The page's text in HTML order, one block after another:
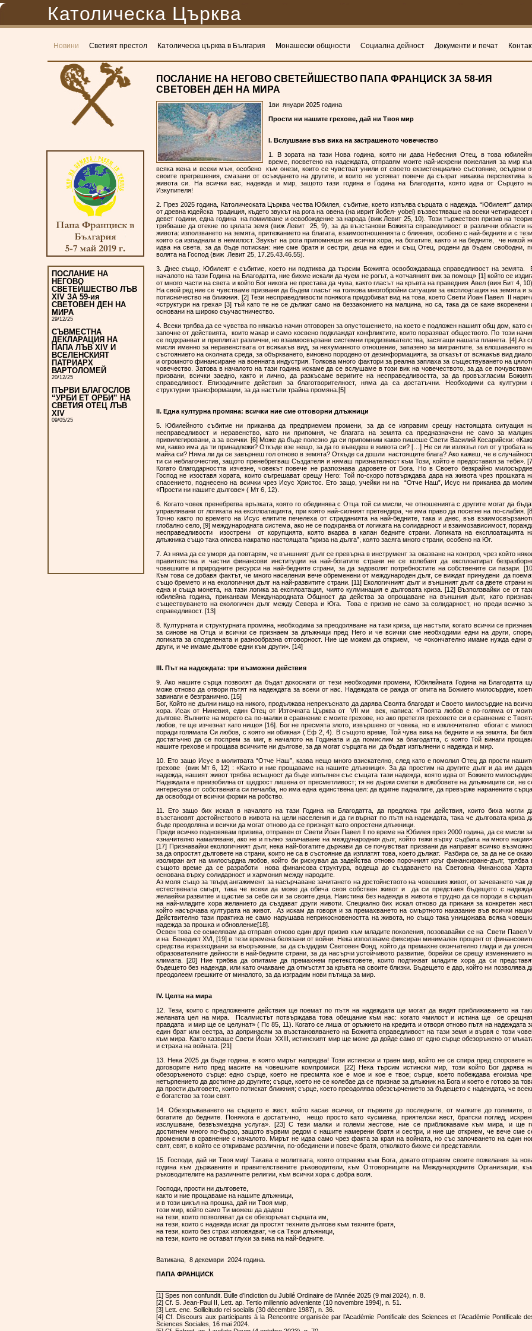
Католическа Църква
Новини Светият престол Католическа църква в България Монашески общности Социална дейност Документи и печат
ПОСЛАНИЕ НА
НЕГОВО
СВЕТЕЙШЕСТВО ЛЪВ
XIV ЗА 59-ия
СВЕТОВЕН ДЕН НА
МИРА
29/12/25
СЪВМЕСТНА
ДЕКЛАРАЦИЯ НА
ПАПА ЛЪВ XIV И
ВСЕЛЕНСКИЯТ
ПАТРИАРХ
ВАРТОЛОМЕЙ
20/12/25
ПЪРВИ БЛАГОСЛОВ
“УРБИ ЕТ ОРБИ” НА
СВЕТИЯ ОТЕЦ ЛЪВ
XIV
09/05/25
ПОСЛАНИЕ НА НЕГОВО СВЕТЕЙШЕСТВО ПАПА ФРАНЦИСК ЗА 58-ИЯ
СВЕТОВЕН ДЕН НА МИРА
1ви януари 2025 година
Прости ни нашите грехове, дай ни Твоя мир
I. Вслушване във вика на застрашеното човечество
1. В зората на тази Нова година, която ни дава Небесния Отец, в това
време, посветено на надеждата, отправям моите най-искрени пожелания за мир
всяка жена и всеки мъж, особено към онези, които се чувстват унили от своето екзистенциално състояние, осъдени
своите прегрешения, смазани от осъждането на другите, и които не успяват повече да съзрат никаква перспектива
живота си. На всички вас, надежда и мир, защото тази година е Година на Благодатта, която идва от Сърцето
Изкупителя!
2. През 2025 година, Католическата Църква чества Юбилея, събитие, което изпълва сърцата с надежда. “Юбилеят”
от древна юдейска традиция, където звукът на рога на овена (на иврит йобел- yobel) възвестяваше на всеки четиридесет
девет години, една година на помилване и освобождение за народа (виж Левит 25, 10). Този тържествен призив на
трябваше да отекне по цялата земя (виж Левит 25, 9), за да възстанови Божията справедливост в различни области
живота: използването на земята, притежанието на благата, взаимоотношенията с ближния, особено с най-бедните и с тези,
които са изпаднали в немилост. Звукът на рога припомняше на всички хора, на богатите, както и на бедните, че никой
идва на света, за да бъде потискан: ние сме братя и сестри, деца на един и същ Отец, родени да бъдем свободни,
волята на Господ (виж Левит 25, 17.25.43.46.55).
3. Днес също, Юбилеят е събитие, което ни подтиква да търсим Божията освобождаваща справедливост на земята.
началото на тази Година на Благодатта, ние бихме искали да чуем не рогът, а «отчаяният вик за помощ» [1] който се
от много части на света и който Бог никога не престава да чува, както гласът на кръвта на праведния Авел (виж Бит 4, 10).
На свой ред ние се чувстваме призвани да бъдем гласът на толкова многобройни ситуации за експлоатация на земята и
потисничество на ближния. [2] Тези несправедливости понякога придобиват вид на това, което Свети Йоан Павел II
«структури на греха» [3] тъй като те не се дължат само на беззаконието на малцина, но са, така да се каже вкоренени
основани на широко съучастничество.
4. Всеки трябва да се чувства по някакъв начин отговорен за опустошението, на което е подложен нашият общ дом, като
започне от действията, които макар и само косвено подклаждат конфликтите, които поразяват обществото. По този
се подхранват и преплитат различни, но взаимосвързани системни предизвикателства, засягащи нашата планета. [4] Аз
мисля именно за неравенствата от всякакъв вид, за нехуманното отношение, запазено за мигрантите, за влошаването
състоянието на околната среда, за объркването, виновно породено от дезинформацията, за отказът от всякакъв вид
и огромното финансиране на военната индустрия. Толкова много фактори за реална заплаха за съществуването на
човечество. Затова в началото на тази година искаме да се вслушаме в този вик на човечеството, за да се
призвани, всички заедно, както и лично, да разкъсаме веригите на несправедливостта, за да провъзгласим
справедливост. Епизодичните действия за благотворителност, няма да са достатъчни. Необходими са културни
структурни трансформации, за да настъпи трайна промяна.[5]
II. Една културна промяна: всички ние сме отговорни длъжници
5. Юбилейното събитие ни приканва да предприемем промени, за да се изправим срещу настоящата ситуация
несправедливост и неравенство, като ни припомня, че благата на земята са предназначени не само за
привилегировани, а за всички. [6] Може да бъде полезно да си припомним какво пишеше Свети Василий Кесарийски:
ми, какво има да ти принадлежи? Откъде взе нещо, за да го въведеш в живота си? […] Не си ли излязъл гол от утробата
майка си? Няма ли да се завърнеш гол отново в земята? Откъде са дошли настоящите блага? Ако кажеш, че е
ти си неблагочестив, защото пренебрегваш Създателя и нямаш признателност към Този, който е предоставил за тебе».
Когато благодарността изчезне, човекът повече не разпознава даровете от Бога. Но в Своето безкрайно милосърдие,
Господ не изоставя хората, които съгрешават срещу Него: Той по-скоро потвърждава дара на живота чрез прошката
спасението, поднесено на всички чрез Исус Христос. Ето защо, учейки ни на “Отче Наш”, Исус ни приканва да
«Прости ни нашите дългове» ( Мт 6, 12).
6. Когато човек пренебрегва връзката, която го обединява с Отца той си мисли, че отношенията с другите могат да
управлявани от логиката на експлоатацията, при която най-силният претендира, че има право да посегне на по-слабия.
Точно както по времето на Исус елитите печелеха от страданията на най-бедните, така и днес, във
глобално село, [9] международната система, ако не се подхранва от логиката на солидарност и взаимозависимост,
несправедливости изострени от корупцията, която вкарва в капан бедните страни. Логиката на експлоатацията
длъжника също така описва накратко настоящата “криза на дълга”, която засяга много страни, особено на Юг.
7. Аз няма да се уморя да повтарям, че външният дълг се превърна в инструмент за оказване на контрол, чрез който
правителства и частни финансови институции на най-богатите страни не се колебаят да експлоатират
човешките и природните ресурси на най-бедните страни, за да задоволят потребностите на собствените си пазари.
Към това се добавя фактът, че много населения вече обременени от международен дълг, се виждат принудени да
също бремето и на екологичния дълг на най-развитите страни. [11] Екологичният дълг и външният дълг са двете страни
една и съща монета, на тази логика за експлоатация, чиято кулминация е дълговата криза. [12] Възползвайки се от
юбилейна година, приканвам Международната Общност да действа за опрощаване на външния дълг, като
съществуването на екологичен дълг между Севера и Юга. Това е призив не само за солидарност, но преди всичко
справедливост. [13]
8. Културната и структурната промяна, необходима за преодоляване на тази криза, ще настъпи, когато всички се
за синове на Отца и всички се признаем за длъжници пред Него и че всички сме необходими едни на други,
логиката за споделената и разнообразна отговорност. Ние ще можем да открием, че «окончателно имаме нужда едни
други, и че имаме дългове едни към други». [14]
III. Път на надеждата: три възможни действия
9. Ако нашите сърца позволят да бъдат докоснати от тези необходими промени, Юбилейната Година на Благодатта
може отново да отвори пътят на надеждата за всеки от нас. Надеждата се ражда от опита на Божието милосърдие,
завинаги е безгранично. [15]
Бог, Който не дължи нищо на никого, продължава непрекъснато да дарява Своята благодат и Своето милосърдие на
хора. Исак от Ниневия, един Отец от Източната Църква от VII ми век, написа: «Твоята любов е по-голяма от
дългове. Вълните на морето са по-малки в сравнение с моите грехове, но ако претегля греховете си в сравнение с
любов, те ще изчезнат като нищо» [16]. Бог не пресмята злото, извършено от човека, но е изключително «богат с
поради голямата Си любов, с която ни обикна» ( Еф 2, 4). В същото време, Той чува вика на бедните и на земята. Би
достатъчно да се поспрем за миг, в началото на Годината и да помислим за благодатта, с която Той винаги
нашите грехове и прощава всичките ни дългове, за да могат сърцата ни да бъдат изпълнени с надежда и мир.
10. Ето защо Исус в молитвата “Отче Наш”, казва нещо много взискателно, след като е помолил Отец да прости
грехове (виж Мт 6, 12) : «Както и ние прощаваме на нашите длъжници». За да простим на другите дълг и да им
надежда, нашият живот трябва всъщност да бъде изпълнен със същата тази надежда, която идва от Божието милосърдие.
Надеждата е преизобилна от щедрост лишена от пресметливост; тя не държи сметки в джобовете на длъжниците си, не
интересува от собствената си печалба, но има една единствена цел: да вдигне падналите, да превърже наранените сърца,
да освободи от всички форми на робство.
11. Ето защо бих искал в началото на тази Година на Благодатта, да предложа три действия, които биха могли
възстановят достойнството в живота на цели населения и да ги върнат по пътя на надеждата, така че дълговата криза
бъде преодоляна и всички да могат отново да се признаят като опростени длъжници.
Преди всичко подновявам призива, отправен от Свети Йоан Павел II по време на Юбилея през 2000 година, да се мисли за
«значително намаляване, ако не и пълно заличаване на международния дълг, който тежи върху съдбата на много нации».
[17] Признавайки екологичният дълг, нека най-богатите държави да се почувстват призвани да направят всичко възможно,
за да опростят дълговете на страни, които не са в състояние да изплатят това, което дължат. Разбира се, за да не се
изолиран акт на милосърдна любов, който би рискувал да задейства отново порочният кръг финансиране-дълг, трябва
същото време да се разработи нова финансова структура, водеща до създаването на Световна Финансова Харта,
основана върху солидарност и хармония между народите.
Аз моля също за твърд ангажимент за насърчаване зачитането на достойнството на човешкия живот, от зачеването чак
естествената смърт, така че всеки да може да обича своя собствен живот и да си представя бъдещето с надежда,
желаейки развитие и щастие за себе си и за своите деца. Наистина без надежда в живота е трудно да се породи в
на най-младите хора желанието да създават други животи. Специално бих искал отново да приканя за конкретен
който насърчава културата на живот. Аз искам да говоря и за премахването на смъртното наказание във всички нации.
Действително тази практика не само нарушава неприкосновеността на живота, но също така унищожава всяка
надежда за прошка и обновление[18].
Освен това се осмелявам да отправя отново един друг призив към младите поколения, позовавайки се на Свети Павел
и на Бенедикт XVI, [19] в тези времена белязани от войни. Нека използваме фиксиран минимален процент от
средства изразходвани за въоръжение, за да създадем Световен Фонд, който да премахне окончателно глада и да
образователните дейности в най-бедните страни, за да насърчи устойчивото развитие, борейки се срещу изменението
климата. [20] Ние трябва да опитаме да премахнем претекстовете, които подтикват младите хора да си
бъдещето без надежда, или като очакване да отмъстят за кръвта на своите близки. Бъдещето е дар, който ни позволява
преодолеем грешките от миналото, за да изградим нови пътища за мир.
IV. Целта на мира
12. Тези, които с предложените действия ще поемат по пътя на надеждата ще могат да видят приближаването на
желаната цел на мира. Псалмистът потвърждава това обещание към нас: когато «милост и истина ще се
правдата и мир ще се целунат» ( Пс 85, 11). Когато се лиша от оръжието на кредита и отворя отново пътя на надеждата
един брат или сестра, аз допринасям за възстановяването на Божията справедливост на тази земя и вървя с този
към мира. Както казваше Свети Йоан XXIII, истинският мир ще може да дойде само от едно сърце обезоръжено от
и страха на войната. [21]
13. Нека 2025 да бъде година, в която мирът напредва! Този истински и траен мир, който не се спира пред споровете
договорите нито пред масите на човешките компромиси. [22] Нека търсим истински мир, този който Бог дарява
обезоръженото сърце: едно сърце, което не пресмята кое е мое и кое е твое; сърце, което побеждава егоизма
нетърпението да достигне до другите; сърце, което не се колебае да се признае за длъжник на Бога и което е готово за
да прости дълговете, които потискат ближния; сърце, което преодолява обезсърчението за бъдещето с надеждата, че
е богатство за този свят.
14. Обезоръжаването на сърцето е жест, който касае всички, от първите до последните, от малките до големите,
богатите до бедните. Понякога е достатъчно, нещо просто като «усмивка, приятелски жест, братски поглед,
изслушване, безвъзмездна услуга». [23] С тези малки и големи жестове, ние се приближаваме към мира, и ще
достигнем много по-бързо, защото вървим редом с нашите намерени братя и сестри, и ние ще открием, че вече сме
променили в сравнение с началото. Мирът не идва само чрез факта за края на войната, но със започването на един
свят, свят, в който се откриваме различни, по-обединени и повече братя, отколкото бихме си представяли.
15. Господи, дай ни Твоя мир! Такава е молитвата, която отправям към Бога, докато отправям своите пожелания за
година към държавните и правителствените ръководители, към Отговорниците на Международните Организации,
ръководителите на различните религии, към всички хора с добра воля.
Господи, прости ни дълговете,
както и ние прощаваме на нашите длъжници,
и в този цикъл на прошка, дай ни Твоя мир,
този мир, който само Ти можеш да дадеш
на тези, които позволяват да се обезоръжат сърцата им,
на тези, които с надежда искат да простят техните дългове към техните братя,
на тези, които без страх изповядват, че са Твои длъжници,
на тези, които не остават глухи за вика на най-бедните.
Ватикана, 8 декември 2024 година.
ПАПА ФРАНЦИСК
[1] Spes non confundit. Bulle d’Indiction du Jubilé Ordinaire de l’Année 2025 (9 mai 2024), n. 8.
[2] Cf. S. Jean-Paul II, Lett. ap. Tertio millennio adveniente (10 novembre 1994), n. 51.
[3] Lett. enc. Sollicitudo rei socialis (30 décembre 1987), n. 36.
[4] Cf. Discours aux participants à la Rencontre organisée par l’Académie Pontificale des Sciences et l’Académie Pontificale
Sciences Sociales, 16 mai 2024.